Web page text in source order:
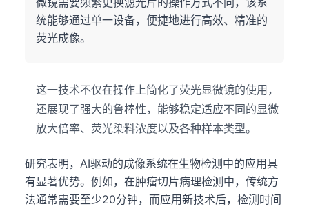
统能够通过单一设备，便捷地进行高效、精准的
荧光成像。
这一技术不仅在操作上简化了荧光显微镜的使用，
还展现了强大的鲁棒性，能够稳定适应不同的显微
放大倍率、荧光染料浓度以及各种样本类型。
研究表明，AI驱动的成像系统在生物检测中的应用具
有显著优势。例如，在肿瘤切片病理检测中，传统方
法通常需要至少20分钟，而应用新技术后，检测时间